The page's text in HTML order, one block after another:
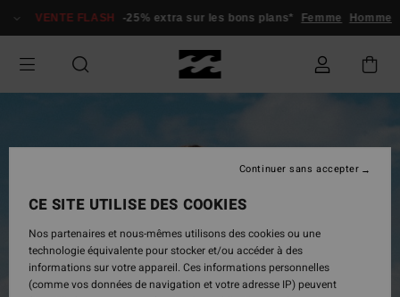
produit
VENTE FLASH -25% extra sur les bons plans* Femme Homme
CE SITE UTILISE DES COOKIES
Nos partenaires et nous-mêmes utilisons des cookies ou une
technologie équivalente pour stocker et/ou accéder à des
informations sur votre appareil. Ces informations personnelles
(comme vos données de navigation et votre adresse IP) peuvent
Continuer sans accepter